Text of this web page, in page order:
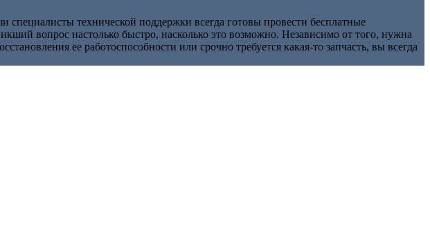
технической поддержки всегда готовы провести бесплатные
вопрос настолько быстро, насколько это возможно. Независимо от того, нужна
ее работоспособности или срочно требуется какая-то запчасть, вы всегда